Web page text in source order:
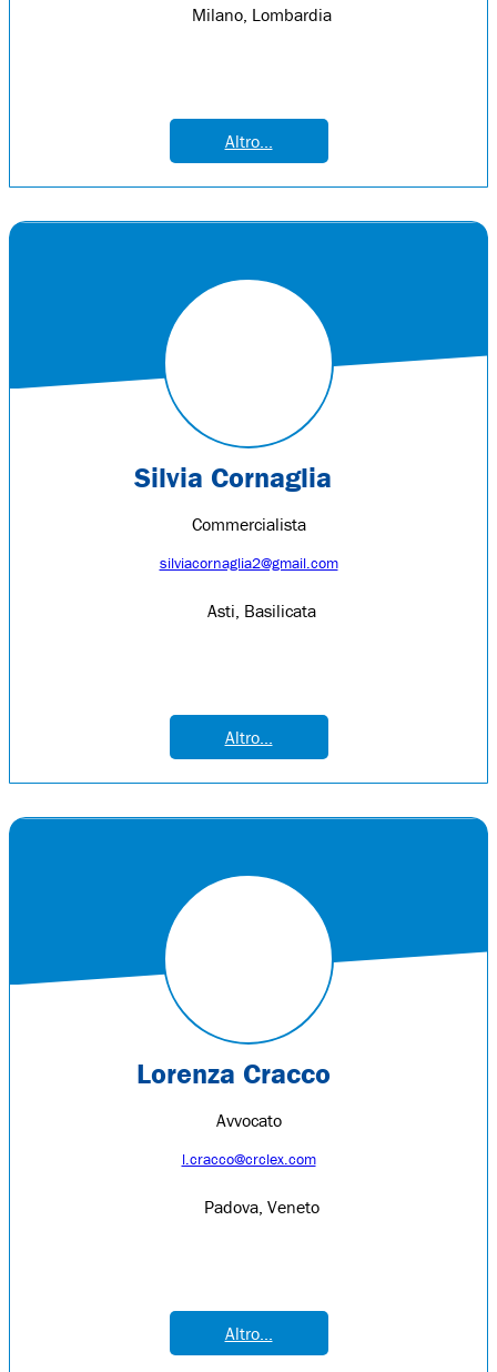
Milano, Lombardia
Altro...
Silvia Cornaglia
Commercialista
silviacornaglia2@gmail.com
Asti, Basilicata
Altro...
Lorenza Cracco
Avvocato
l.cracco@crclex.com
Padova, Veneto
Altro...